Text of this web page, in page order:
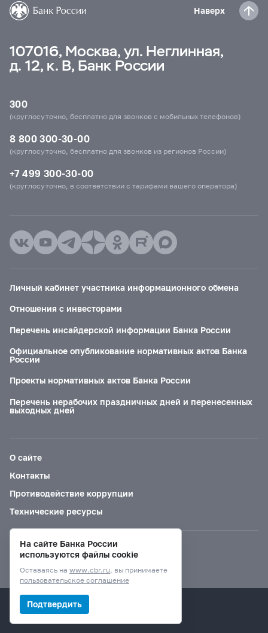
Наверх
107016, Москва, ул. Неглинная,
д. 12, к. В, Банк России
300
(круглосуточно, бесплатно для звонков с мобильных телефонов)
8 800 300-30-00
(круглосуточно, бесплатно для звонков из регионов России)
+7 499 300-30-00
(круглосуточно, в соответствии с тарифами вашего оператора)
Личный кабинет участника информационного обмена
Отношения с инвесторами
Перечень инсайдерской информации Банка России
Официальное опубликование нормативных актов Банка
России
Проекты нормативных актов Банка России
Перечень нерабочих праздничных дней и перенесенных
выходных дней
О сайте
Контакты
Противодействие коррупции
Технические ресурсы
Версия для слабовидящих
© Банк России, 2000–2026.
На сайте Банка России
используются файлы cookie
Оставаясь на www.cbr.ru, вы принимаете
пользовательское соглашение
Подтвердить